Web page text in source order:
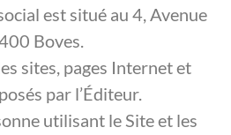
est situé au 4, Avenue
Boves.
sites, pages Internet et
par l’Éditeur.
utilisant le Site et les